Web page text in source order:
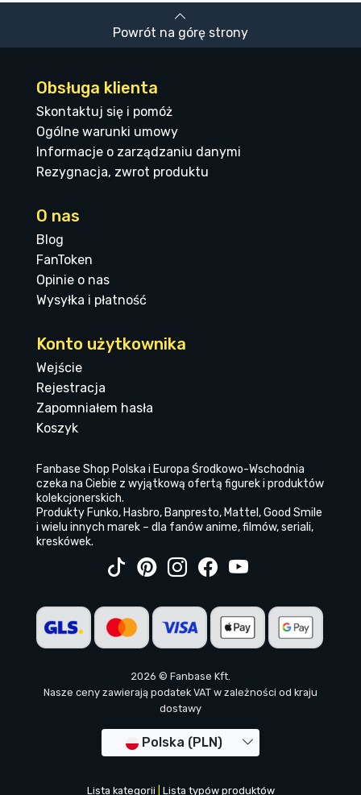
Powrót na górę strony
Obsługa klienta
Skontaktuj się i pomóż
Ogólne warunki umowy
Informacje o zarządzaniu danymi
Rezygnacja, zwrot produktu
O nas
Blog
FanToken
Opinie o nas
Wysyłka i płatność
Konto użytkownika
Wejście
Rejestracja
Zapomniałem hasła
Koszyk
Fanbase Shop Polska i Europa Środkowo-Wschodnia
czeka na Ciebie z wyjątkową ofertą figurek i produktów
kolekcjonerskich.
Produkty Funko, Hasbro, Banpresto, Mattel, Good Smile
i wielu innych marek – dla fanów anime, filmów, seriali,
kreskówek.
2026 © Fanbase Kft.
Nasze ceny zawierają podatek VAT w zależności od kraju
dostawy
Polska (PLN)
Lista kategorii Lista typów produktów